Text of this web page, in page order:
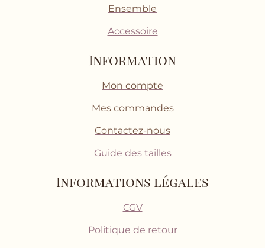
Ensemble
Accessoire
Information
Mon compte
Mes commandes
Contactez-nous
Guide des tailles
Informations légales
CGV
Politique de retour